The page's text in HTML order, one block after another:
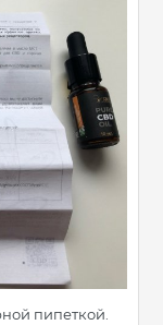
пипеткой.